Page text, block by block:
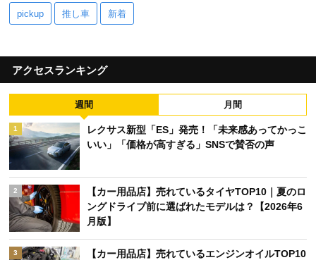
pickup 推し車 新着
アクセスランキング
週間 月間
1
レクサス新型「ES」発売！「未来感あってかっこ
いい」「価格が高すぎる」SNSで賛否の声
2
【カー用品店】売れているタイヤTOP10｜夏のロ
ングドライブ前に選ばれたモデルは？【2026年6
月版】
3
【カー用品店】売れているエンジンオイルTOP10